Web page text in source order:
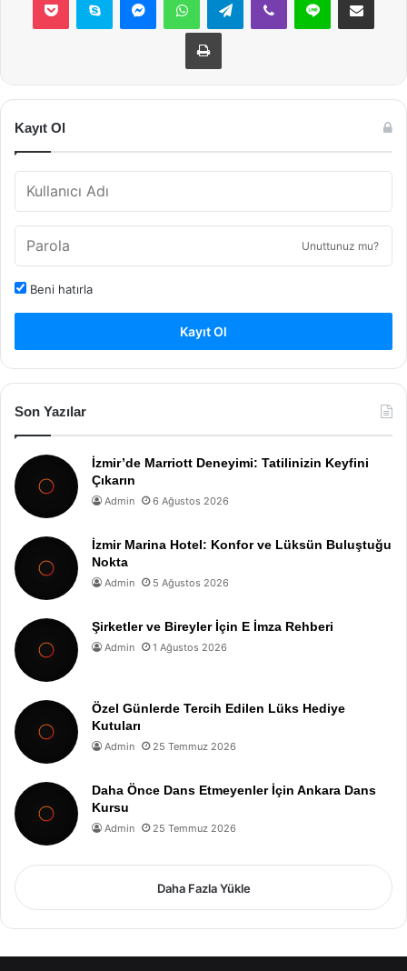
Yazdır
Kayıt Ol
Unuttunuz mu?
Beni hatırla
Kayıt Ol
Son Yazılar
İzmir’de Marriott Deneyimi: Tatilinizin Keyfini
Çıkarın
Admin 6 Ağustos 2026
İzmir Marina Hotel: Konfor ve Lüksün Buluştuğu
Nokta
Admin 5 Ağustos 2026
Şirketler ve Bireyler İçin E İmza Rehberi
Admin 1 Ağustos 2026
Özel Günlerde Tercih Edilen Lüks Hediye
Kutuları
Admin 25 Temmuz 2026
Daha Önce Dans Etmeyenler İçin Ankara Dans
Kursu
Admin 25 Temmuz 2026
Daha Fazla Yükle